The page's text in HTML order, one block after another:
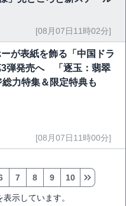
[08月07日11時02分]
が表紙を飾る「中国ドラ
3弾発売へ 「逐玉：翡翠
力特集＆限定特典も
[08月07日11時00分]
表示しています。
7 8 9 10